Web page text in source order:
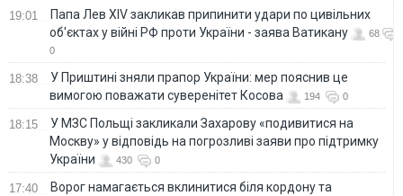
19:01
Папа Лев XIV закликав припинити удари по цивільних
об'єктах у війні РФ проти України - заява Ватикану
68
0
18:38
У Приштині зняли прапор України: мер пояснив це
вимогою поважати суверенітет Косова
194 0
18:15
У МЗС Польщі закликали Захарову «подивитися на
Москву» у відповідь на погрозливі заяви про підтримку
України
430 0
17:40
Ворог намагається вклинитися біля кордону та